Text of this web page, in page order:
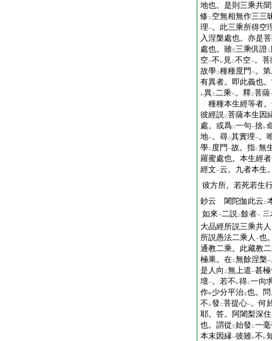
地也。是則三乘共聞
修 二 空無相無作三三
理一。此三乘所得空
入涅槃處也。亦是
處也。雖三三乘倶證二
空一不 レ 見二不空一。
故學二種種度門 一。
有異者。即此義也
レ異二二乘一。釋二菩薩
種種本生經等者
彼經説二菩薩本生因
處。或爲二一句一捨レ
地一。尋二其實理一。
學二 度門 一故。指二無
羅蜜處也。本生經
經文一云。九者本生
彼方所。若死若生
鈔云 闍陀伽此云 二
如來一二説二餘者一 三
大品經所説三乘共人
所説愚法二乘人 一也
通教二乘。此藏教
極果。在二無餘涅槃一
是人向 二無上道一甚
壇一。若不 レ得二一向
作中少分平治 上也。
不 レ發 二菩提心一。何
耶。答。阿闍梨深住
也。謂從三始發 二一
本末因縁一彼雖レ不 レ